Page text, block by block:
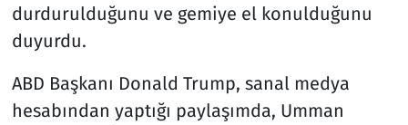
durdurulduğunu ve gemiye el konulduğunu
duyurdu.
ABD Başkanı Donald Trump, sanal medya
hesabından yaptığı paylaşımda, Umman